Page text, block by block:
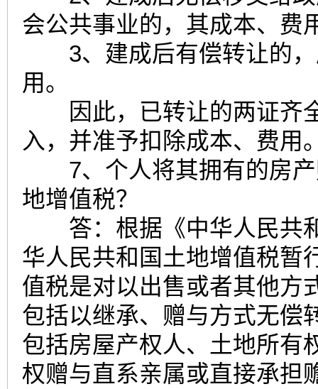
会公共事业的，其成本、费
3、建成后有偿转让的，
用。
因此，已转让的两证齐
入，并准予扣除成本、费用
7、个人将其拥有的房产
地增值税？
答：根据《中华人民共
华人民共和国土地增值税暂
值税是对以出售或者其他方
包括以继承、赠与方式无偿
包括房屋产权人、土地所有
权赠与直系亲属或直接承担